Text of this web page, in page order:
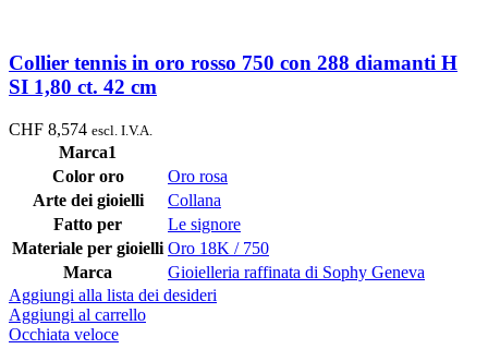
Collier tennis in oro rosso 750 con 288 diamanti H
SI 1,80 ct. 42 cm
CHF 8,574 escl. I.V.A.
Marca1
Color oro
Oro rosa
Arte dei gioielli
Collana
Fatto per
Le signore
Materiale per gioielli Oro 18K / 750
Marca
Gioielleria raffinata di Sophy Geneva
Aggiungi alla lista dei desideri
Aggiungi al carrello
Occhiata veloce